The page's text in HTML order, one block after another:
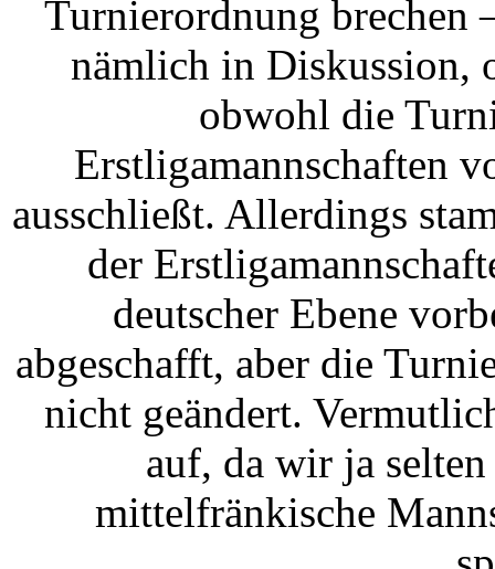
Turnierordnung
nämlich in Diskussion,
obwohl die
Erstligamannschaften
ausschließt. Allerdings
der
deutscher Ebene
abgeschafft, aber die
nicht geändert.
auf, da wir ja selten
mittelfränkische